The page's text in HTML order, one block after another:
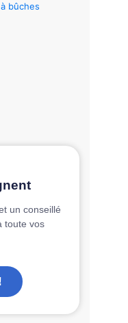
bûches
un conseillé
toute vos